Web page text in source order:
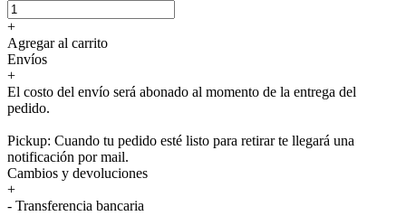
+
Agregar al carrito
Envíos
+
El costo del envío será abonado al momento de la entrega del
pedido.
Pickup: Cuando tu pedido esté listo para retirar te llegará una
notificación por mail.
Cambios y devoluciones
+
- Transferencia bancaria